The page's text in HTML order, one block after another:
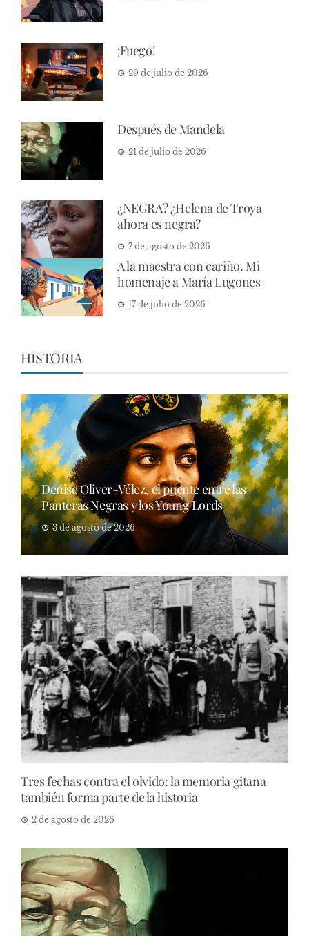
¡Fuego!
29 de julio de 2026
Después de Mandela
21 de julio de 2026
¿NEGRA? ¿Helena de Troya
ahora es negra?
7 de agosto de 2026
A la maestra con cariño. Mi
homenaje a María Lugones
17 de julio de 2026
HISTORIA
Denise Oliver-Vélez, el puente entre las
Panteras Negras y los Young Lords
3 de agosto de 2026
Tres fechas contra el olvido: la memoria gitana
también forma parte de la historia
2 de agosto de 2026